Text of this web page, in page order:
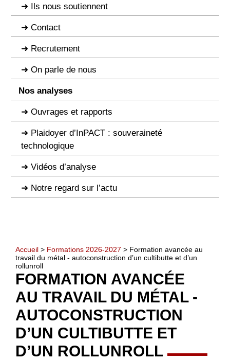
Ils nous soutiennent
Contact
Recrutement
On parle de nous
Nos analyses
Ouvrages et rapports
Plaidoyer d’InPACT : souveraineté
technologique
Vidéos d’analyse
Notre regard sur l’actu
Accueil > Formations 2026-2027 > Formation avancée au
travail du métal - autoconstruction d’un cultibutte et d’un
rollunroll
FORMATION AVANCÉE
AU TRAVAIL DU MÉTAL -
AUTOCONSTRUCTION
D’UN CULTIBUTTE ET
D’UN ROLLUNROLL